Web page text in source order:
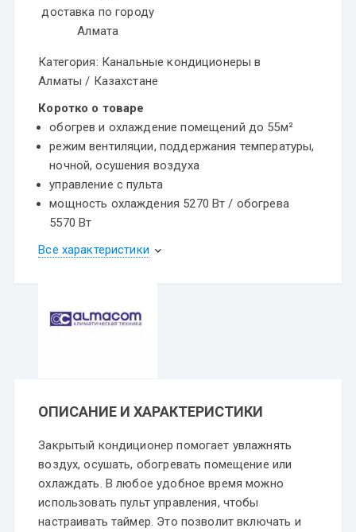
доставка по городу
Алмата
Категория: Канальные кондиционеры в
Алматы / Казахстане
Коротко о товаре
обогрев и охлаждение помещений до 55м²
режим вентиляции, поддержания температуры,
ночной, осушения воздуха
управление с пульта
мощность охлаждения 5270 Вт / обогрева
5570 Вт
Все характеристики
ОПИСАНИЕ И ХАРАКТЕРИСТИКИ
Закрытый кондиционер помогает увлажнять
воздух, осушать, обогревать помещение или
охлаждать. В любое удобное время можно
использовать пульт управления, чтобы
настраивать таймер. Это позволит включать и